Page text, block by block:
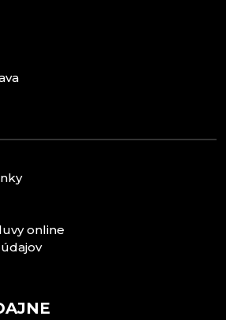
online